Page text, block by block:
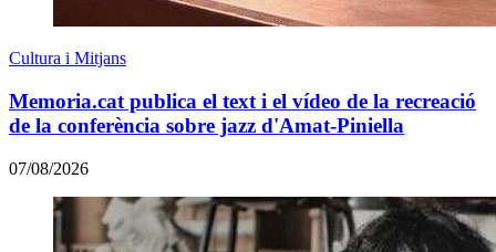
Cultura i Mitjans
Memoria.cat publica el text i el vídeo de la recreació
de la conferència sobre jazz d'Amat-Piniella
07/08/2026